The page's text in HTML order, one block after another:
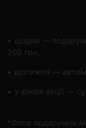
• щодня —
200 грн.
• щотижня —
• у фіналі акції —
*Фото подарунків